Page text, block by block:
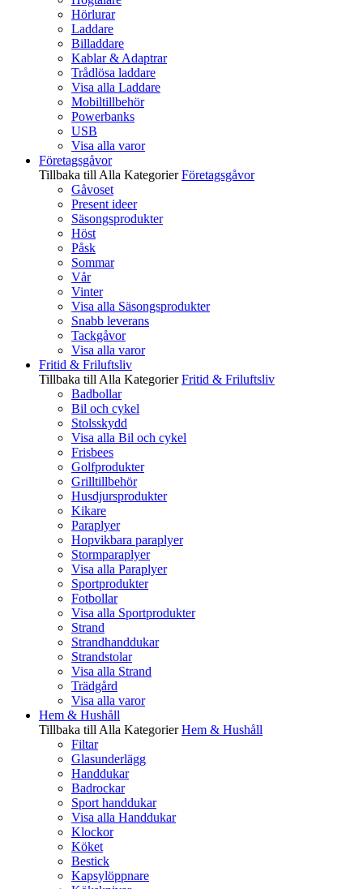
Hörlurar
Laddare
Billaddare
Kablar & Adaptrar
Trådlösa laddare
Visa alla Laddare
Mobiltillbehör
Powerbanks
USB
Visa alla varor
Företagsgåvor
Tillbaka till Alla Kategorier Företagsgåvor
Gåvoset
Present ideer
Säsongsprodukter
Höst
Påsk
Sommar
Vår
Vinter
Visa alla Säsongsprodukter
Snabb leverans
Tackgåvor
Visa alla varor
Fritid & Friluftsliv
Tillbaka till Alla Kategorier Fritid & Friluftsliv
Badbollar
Bil och cykel
Stolsskydd
Visa alla Bil och cykel
Frisbees
Golfprodukter
Grilltillbehör
Husdjursprodukter
Kikare
Paraplyer
Hopvikbara paraplyer
Stormparaplyer
Visa alla Paraplyer
Sportprodukter
Fotbollar
Visa alla Sportprodukter
Strand
Strandhanddukar
Strandstolar
Visa alla Strand
Trädgård
Visa alla varor
Hem & Hushåll
Tillbaka till Alla Kategorier Hem & Hushåll
Filtar
Glasunderlägg
Handdukar
Badrockar
Sport handdukar
Visa alla Handdukar
Klockor
Köket
Bestick
Kapsylöppnare